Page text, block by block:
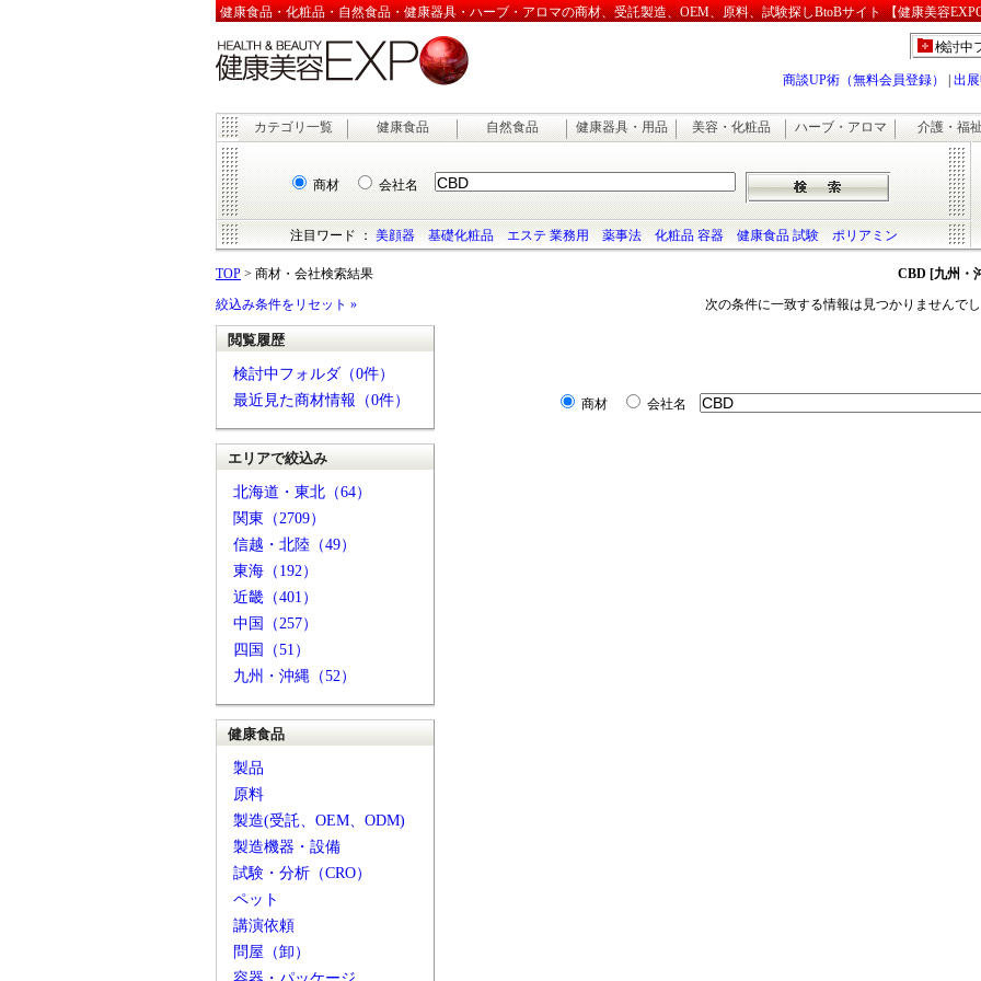
健康食品・化粧品・自然食品・健康器具・ハーブ・アロマの商材、受託製造、OEM、原料、試験探しBtoBサイト 【健康美容
検討中
商談UP術（無料会員登録） 出
カテゴリ一覧 健康食品 自然食品 健康器具・用品 美容・化粧品 ハーブ・アロマ 介護・福
商材 会社名
注目ワード ：美顔器 基礎化粧品 エステ 業務用 薬事法 化粧品 容器 健康食品 試験 ポリアミン
TOP > 商材・会社検索結果
CBD [九州・
絞込み条件をリセット »
閲覧履歴
検討中フォルダ（0件）
最近見た商材情報（0件）
エリアで絞込み
北海道・東北（64）
関東（2709）
信越・北陸（49）
東海（192）
近畿（401）
中国（257）
四国（51）
九州・沖縄（52）
健康食品
製品
原料
製造(受託、OEM、ODM)
製造機器・設備
試験・分析（CRO）
ペット
講演依頼
問屋（卸）
次の条件に一致する情報は見つかりませんで
商材 会社名